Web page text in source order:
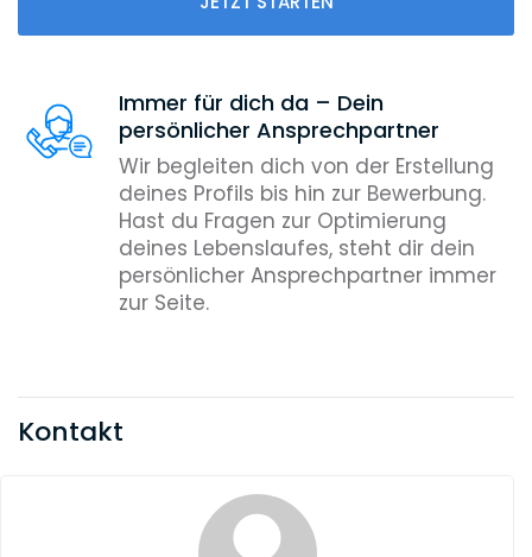
Immer für dich da – Dein
persönlicher Ansprechpartner
Wir begleiten dich von der Erstellung
deines Profils bis hin zur Bewerbung.
Hast du Fragen zur Optimierung
deines Lebenslaufes, steht dir dein
persönlicher Ansprechpartner immer
zur Seite.
Kontakt